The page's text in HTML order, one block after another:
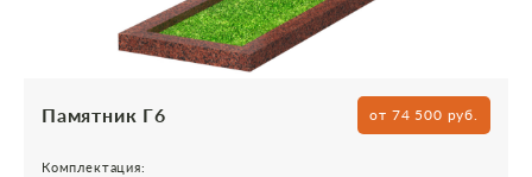
Памятник Г6 от 74 500 руб.
Комплектация: